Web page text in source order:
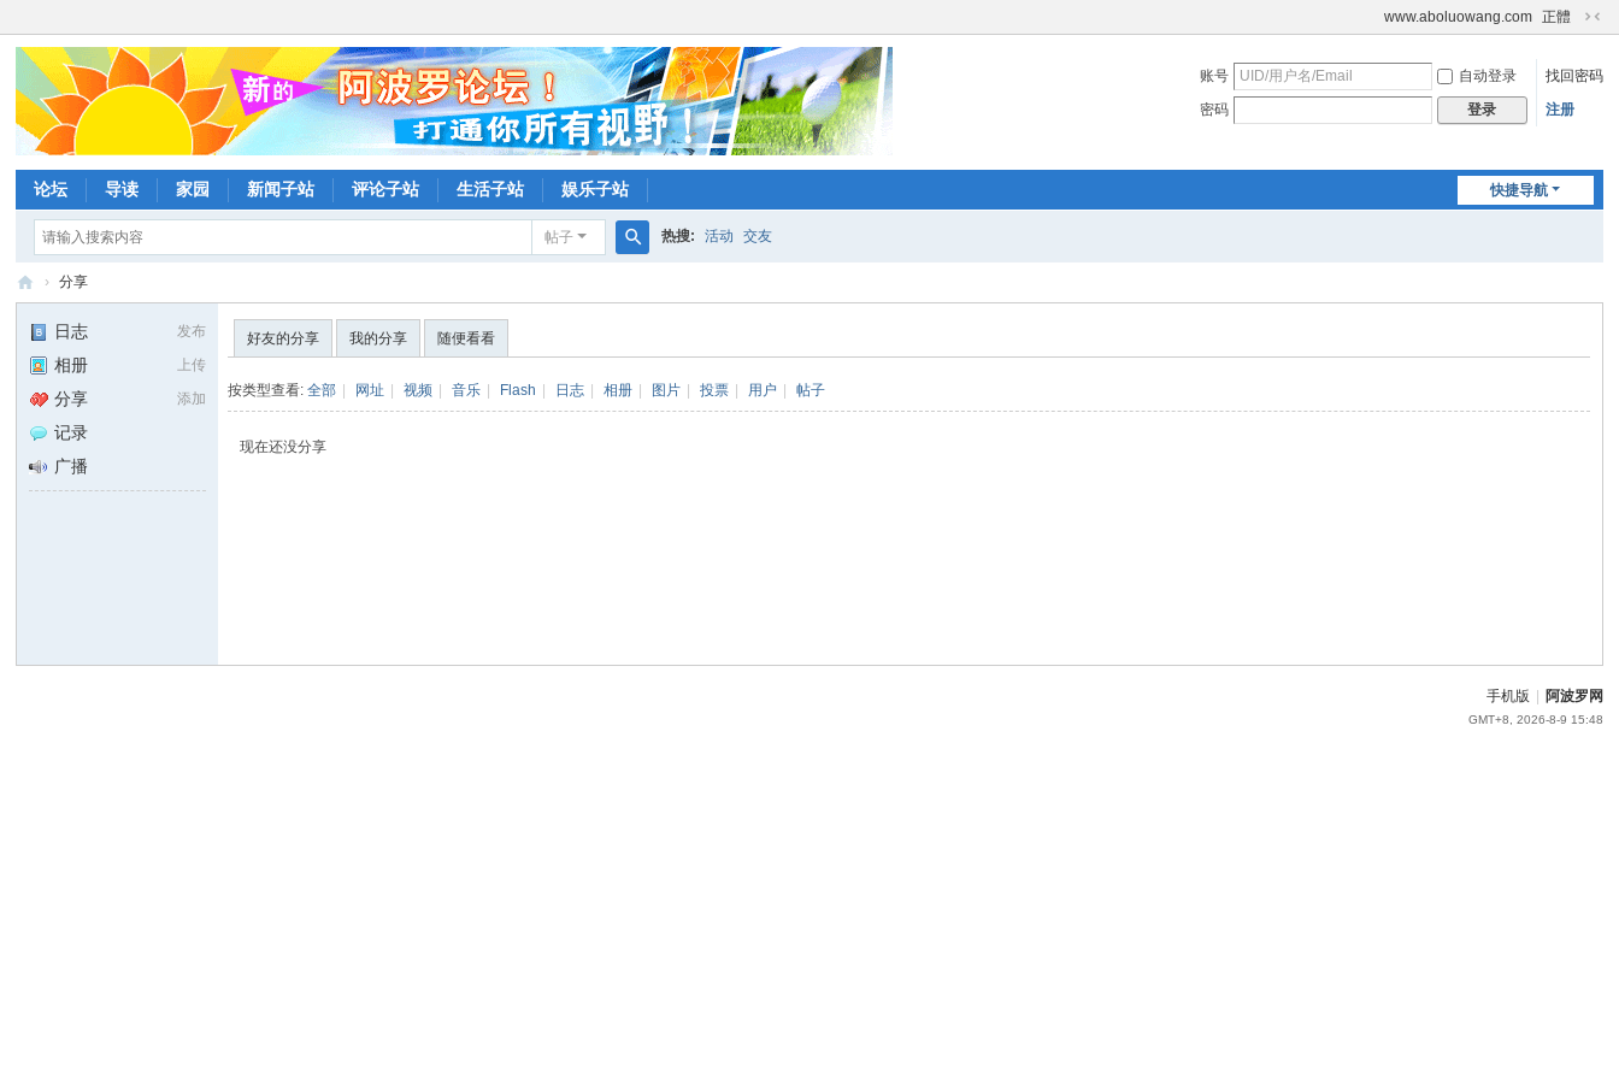
www.aboluowang.com 正體
切
到
账号 自动登录
找回密码
密码
登录 注册
快捷导航
论坛 导读 家园 新闻子站 评论子站 生活子站 娱乐子站
帖子
索
热搜: 活动 交友
坛
› 分享
发布
日志
上传
相册
添加
分享
记录
广播
好友的分享 我的分享 随便看看
按类型查看:全部 网址 视频 音乐 Flash 日志 相册 图片 投票 用户 帖子
现在还没分享
手机版 阿波罗网
GMT+8, 2026-8-9 15:48